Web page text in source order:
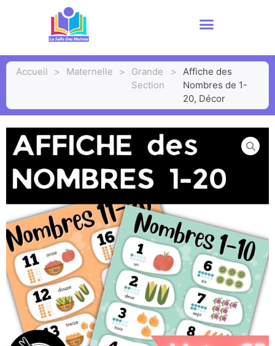
Accueil > Maternelle >
Grande
Section
>
Affiche des
Nombres de 1-
20, Décor